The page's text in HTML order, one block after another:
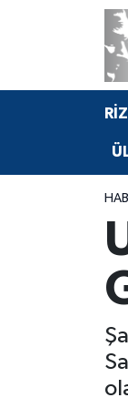
BÖLGEMİZ
Bilim
Canlı Maç
Merkez
Merkez
Merkez
Tüm
Son
Haber